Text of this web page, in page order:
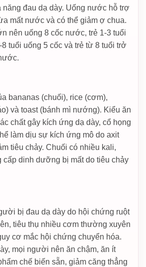
năng đau dạ dày. Uống nước hỗ trợ
mất nước và có thể giảm ợ chua.
nên uống 8 cốc nước, trẻ 1-3 tuổi
tuổi uống 5 cốc và trẻ từ 8 tuổi trở
bananas (chuối), rice (cơm),
và toast (bánh mì nướng). Kiểu ăn
chất gây kích ứng dạ dày, cổ họng
làm dịu sự kích ứng mô do axit
tiêu chảy. Chuối có nhiều kali,
cấp dinh dưỡng bị mất do tiêu chảy
bị đau dạ dày do hội chứng ruột
tiêu thụ nhiều cơm thường xuyên
cơ mắc hội chứng chuyển hóa.
mọi người nên ăn chậm, ăn ít
chế biến sẵn, giảm căng thẳng